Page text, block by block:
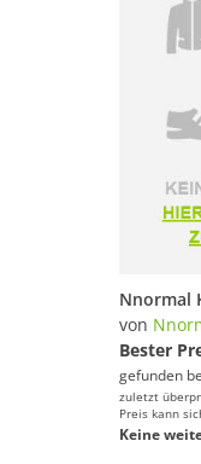
von
Bester
gefunden
zuletzt
Preis kann
Keine